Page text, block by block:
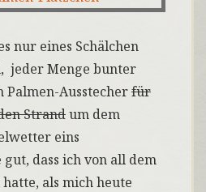
nur eines Schälchen
jeder Menge bunter
Palmen-Ausstecherfür
Strandum dem
eins
dass ich von all dem
als mich heute